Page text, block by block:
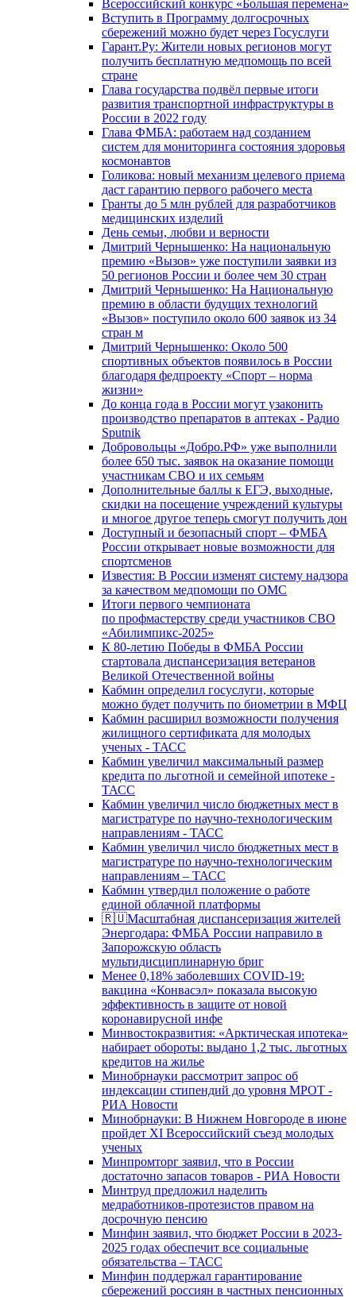
Всероссийский конкурс «Большая перемена»
Вступить в Программу долгосрочных
сбережений можно будет через Госуслуги
Гарант.Ру: Жители новых регионов могут
получить бесплатную медпомощь по всей
стране
Глава государства подвёл первые итоги
развития транспортной инфраструктуры в
России в 2022 году
Глава ФМБА: работаем над созданием
систем для мониторинга состояния здоровья
космонавтов
Голикова: новый механизм целевого приема
даст гарантию первого рабочего места
Гранты до 5 млн рублей для разработчиков
медицинских изделий
День семьи, любви и верности
Дмитрий Чернышенко: На национальную
премию «Вызов» уже поступили заявки из
50 регионов России и более чем 30 стран
Дмитрий Чернышенко: На Национальную
премию в области будущих технологий
«Вызов» поступило около 600 заявок из 34
стран м
Дмитрий Чернышенко: Около 500
спортивных объектов появилось в России
благодаря федпроекту «Спорт – норма
жизни»
До конца года в России могут узаконить
производство препаратов в аптеках - Радио
Sputnik
Добровольцы «Добро.РФ» уже выполнили
более 650 тыс. заявок на оказание помощи
участникам СВО и их семьям
Дополнительные баллы к ЕГЭ, выходные,
скидки на посещение учреждений культуры
и многое другое теперь смогут получить дон
Доступный и безопасный спорт – ФМБА
России открывает новые возможности для
спортсменов
Известия: В России изменят систему надзора
за качеством медпомощи по ОМС
Итоги первого чемпионата
по профмастерству среди участников СВО
«Абилимпикс-2025»
К 80-летию Победы в ФМБА России
стартовала диспансеризация ветеранов
Великой Отечественной войны
Кабмин определил госуслуги, которые
можно будет получить по биометрии в МФЦ
Кабмин расширил возможности получения
жилищного сертификата для молодых
ученых - ТАСС
Кабмин увеличил максимальный размер
кредита по льготной и семейной ипотеке -
ТАСС
Кабмин увеличил число бюджетных мест в
магистратуре по научно-технологическим
направлениям - ТАСС
Кабмин увеличил число бюджетных мест в
магистратуре по научно-технологическим
направлениям – ТАСС
Кабмин утвердил положение о работе
единой облачной платформы
🇷🇺Масштабная диспансеризация жителей
Энергодара: ФМБА России направило в
Запорожскую область
мультидисциплинарную бриг
Менее 0,18% заболевших COVID-19:
вакцина «Конвасэл» показала высокую
эффективность в защите от новой
коронавирусной инфе
Минвостокразвития: «Арктическая ипотека»
набирает обороты: выдано 1,2 тыс. льготных
кредитов на жилье
Минобрнауки рассмотрит запрос об
индексации стипендий до уровня МРОТ -
РИА Новости
Минобрнауки: В Нижнем Новгороде в июне
пройдет XI Всероссийский съезд молодых
ученых
Минпромторг заявил, что в России
достаточно запасов товаров - РИА Новости
Минтруд предложил наделить
медработников-протезистов правом на
досрочную пенсию
Минфин заявил, что бюджет России в 2023-
2025 годах обеспечит все социальные
обязательства – ТАСС
Минфин поддержал гарантирование
сбережений россиян в частных пенсионных